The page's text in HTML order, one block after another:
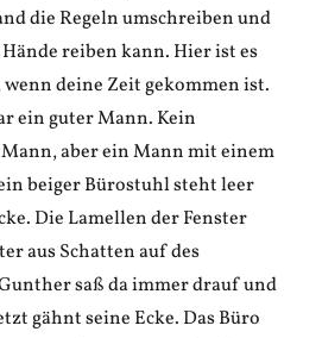
die Regeln umschreiben und
reiben kann. Hier ist es
deine Zeit gekommen ist.
ein guter Mann. Kein
aber ein Mann mit einem
beiger Bürostuhl steht leer
Die Lamellen der Fenster
aus Schatten auf des
saß da immer drauf und
gähnt seine Ecke. Das Büro